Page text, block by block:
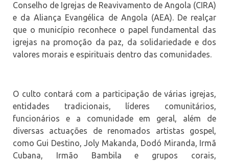
Conselho de Igrejas de Reavivamento de Angola (CIRA)
e da Aliança Evangélica de Angola (AEA). De realçar
que o município reconhece o papel fundamental das
igrejas na promoção da paz, da solidariedade e dos
valores morais e espirituais dentro das comunidades.
O culto contará com a participação de várias igrejas,
entidades tradicionais, líderes comunitários,
funcionários e a comunidade em geral, além de
diversas actuações de renomados artistas gospel,
como Gui Destino, Joly Makanda, Dodó Miranda, Irmã
Cubana, Irmão Bambila e grupos corais,